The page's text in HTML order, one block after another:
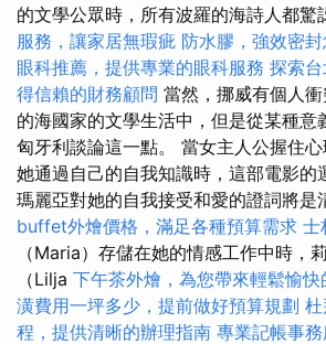
的文學公眾時，所有波羅的海詩人都驚
服務，讓家居無瑕疵 防水膠，強效密
眼科推薦，提供專業的眼科服務 探索
得信賴的財務顧問 當然，挪威有個人
的海國家的文學生活中，但是從某種意
匈牙利談論這一點。 當女主人公握住
她通過自己的自我知識時，這部電影的
瑪麗亞對她的自我接受和愛的證詞將是
buffet外燴價格，滿足各種預算需求 士
（Maria）存儲在她的情感工作中時，
（Lilja 下午茶外燴，為您帶來輕鬆愉快
潢費用一坪多少，提前做好預算規劃
程，提供清晰的辦理指南 專業記帳事